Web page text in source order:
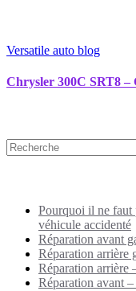
Versatile auto blog
Chrysler 300C SRT8
Pourquoi il ne faut
véhicule accidenté
Réparation avant
Réparation arrière
Réparation arrière
Réparation avant